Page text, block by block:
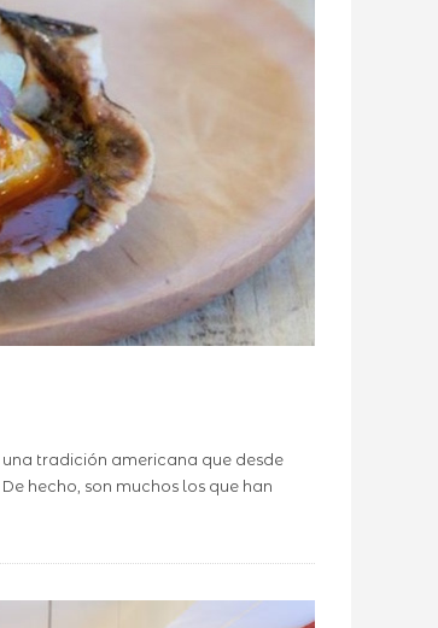
una tradición americana que desde
hecho, son muchos los que han